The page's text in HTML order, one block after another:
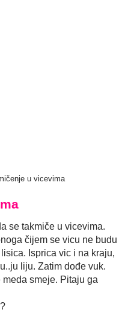
u vicevima
se takmiče u vicevima.
čijem se vicu ne budu
Isprica vic i na kraju,
liju. Zatim dođe vuk.
meda smeje. Pitaju ga